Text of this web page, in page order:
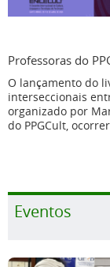
Professoras do
O lançamento do
interseccionais
organizado por
do PPGCult,
Eventos